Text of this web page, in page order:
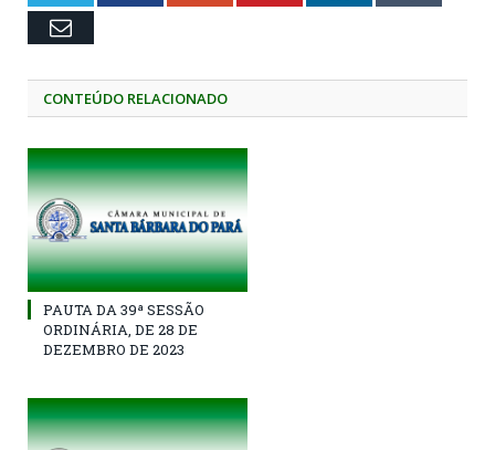
Email
CONTEÚDO RELACIONADO
PAUTA DA 39ª SESSÃO
ORDINÁRIA, DE 28 DE
DEZEMBRO DE 2023